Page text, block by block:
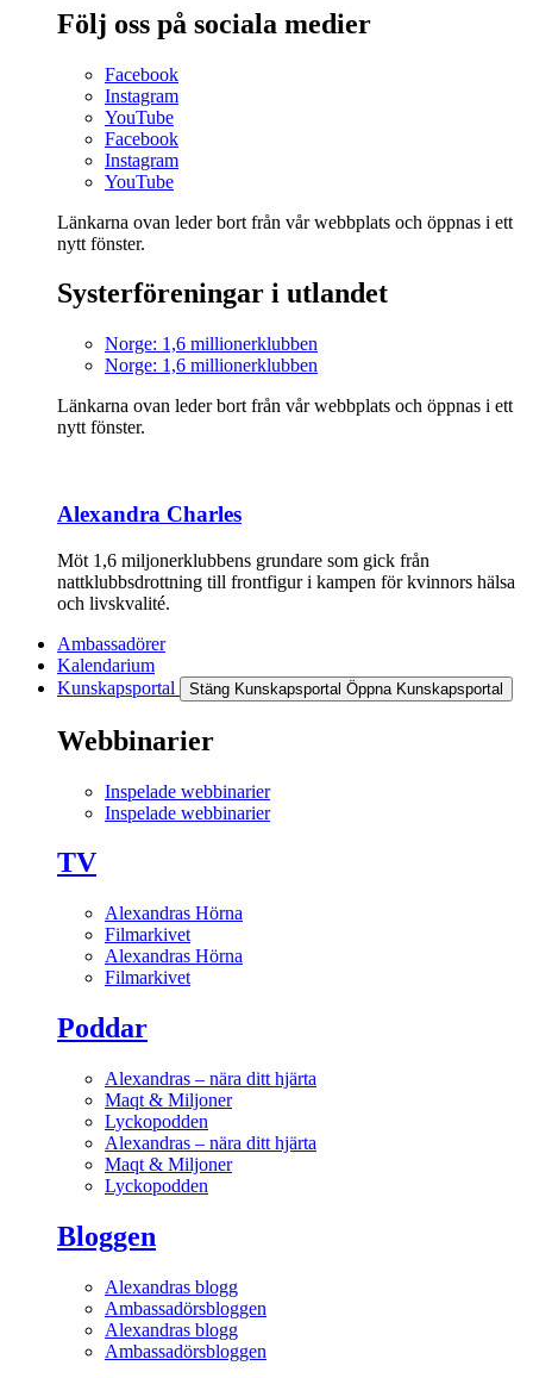
Följ oss på sociala medier
Facebook
Instagram
YouTube
Facebook
Instagram
YouTube
Länkarna ovan leder bort från vår webbplats och öppnas i ett
nytt fönster.
Systerföreningar i utlandet
Norge: 1,6 millionerklubben
Norge: 1,6 millionerklubben
Länkarna ovan leder bort från vår webbplats och öppnas i ett
nytt fönster.
Alexandra Charles
Möt 1,6 miljonerklubbens grundare som gick från
nattklubbsdrottning till frontfigur i kampen för kvinnors hälsa
och livskvalité.
Ambassadörer
Kalendarium
Kunskapsportal
Stäng Kunskapsportal Öppna Kunskapsportal
Webbinarier
Inspelade webbinarier
Inspelade webbinarier
TV
Alexandras Hörna
Filmarkivet
Alexandras Hörna
Filmarkivet
Poddar
Alexandras – nära ditt hjärta
Maqt & Miljoner
Lyckopodden
Alexandras – nära ditt hjärta
Maqt & Miljoner
Lyckopodden
Bloggen
Alexandras blogg
Ambassadörsbloggen
Alexandras blogg
Ambassadörsbloggen